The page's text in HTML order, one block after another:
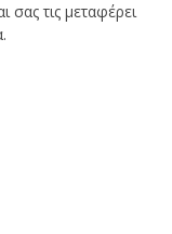
σας τις μεταφέρει